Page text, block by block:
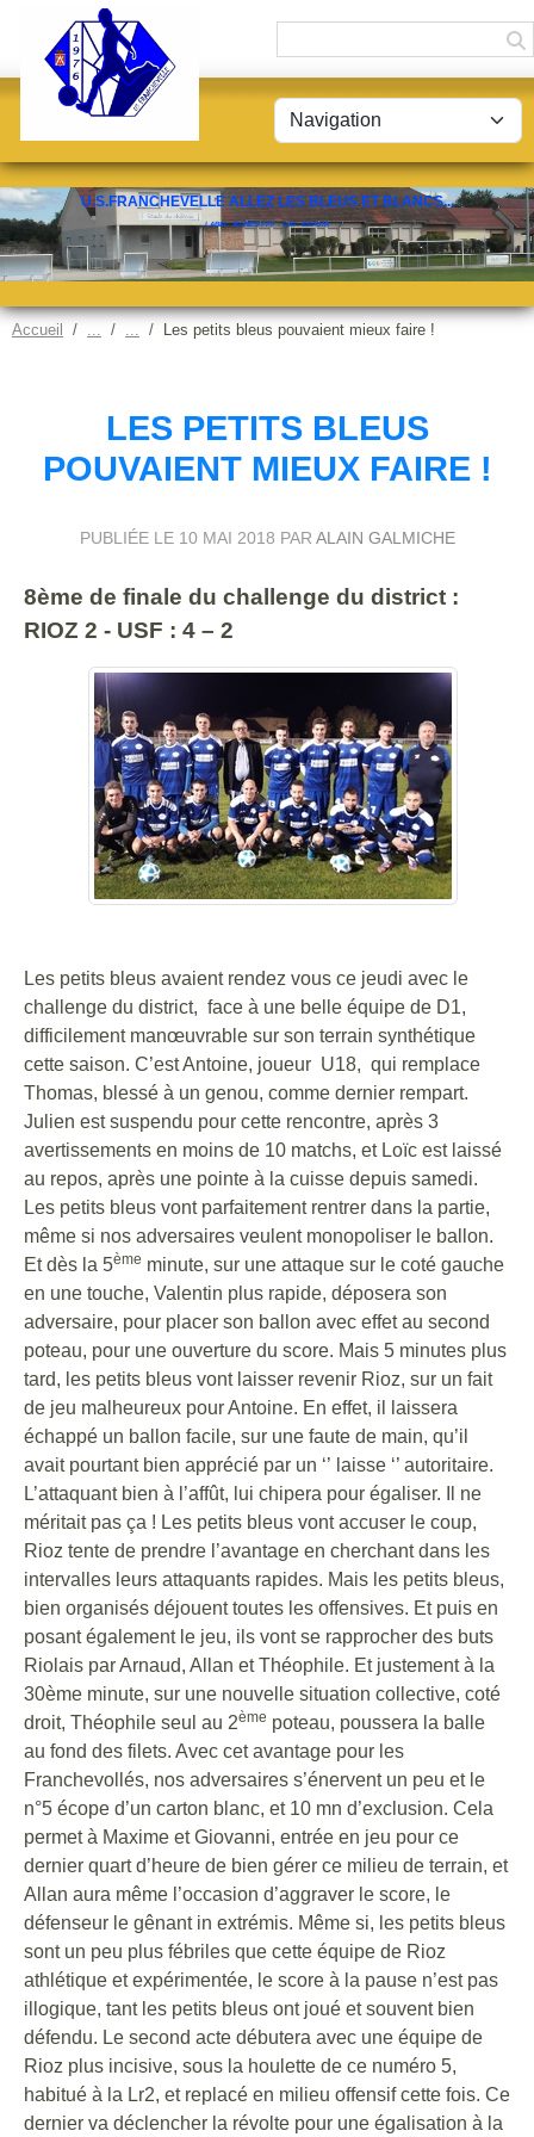
U.S.FRANCHEVELLE ALLEZ LES BLEUS ET BLANCS...
LABEL JEUNES FFF - CAT. ESPOIR
Accueil Les petits bleus pouvaient mieux faire !
LES PETITS BLEUS
POUVAIENT MIEUX FAIRE !
PUBLIÉE LE 10 MAI 2018 PAR ALAIN GALMICHE
8ème de finale du challenge du district :
RIOZ 2 - USF : 4 – 2
Les petits bleus avaient rendez vous ce jeudi avec le
challenge du district, face à une belle équipe de D1,
difficilement manœuvrable sur son terrain synthétique
cette saison. C’est Antoine, joueur U18, qui remplace
Thomas, blessé à un genou, comme dernier rempart.
Julien est suspendu pour cette rencontre, après 3
avertissements en moins de 10 matchs, et Loïc est laissé
au repos, après une pointe à la cuisse depuis samedi.
Les petits bleus vont parfaitement rentrer dans la partie,
même si nos adversaires veulent monopoliser le ballon.
Et dès la 5ème minute, sur une attaque sur le coté gauche
en une touche, Valentin plus rapide, déposera son
adversaire, pour placer son ballon avec effet au second
poteau, pour une ouverture du score. Mais 5 minutes plus
tard, les petits bleus vont laisser revenir Rioz, sur un fait
de jeu malheureux pour Antoine. En effet, il laissera
échappé un ballon facile, sur une faute de main, qu’il
avait pourtant bien apprécié par un ‘’ laisse ‘’ autoritaire.
L’attaquant bien à l’affût, lui chipera pour égaliser. Il ne
méritait pas ça ! Les petits bleus vont accuser le coup,
Rioz tente de prendre l’avantage en cherchant dans les
intervalles leurs attaquants rapides. Mais les petits bleus,
bien organisés déjouent toutes les offensives. Et puis en
posant également le jeu, ils vont se rapprocher des buts
Riolais par Arnaud, Allan et Théophile. Et justement à la
30ème minute, sur une nouvelle situation collective, coté
droit, Théophile seul au 2ème poteau, poussera la balle
au fond des filets. Avec cet avantage pour les
Franchevollés, nos adversaires s’énervent un peu et le
n°5 écope d’un carton blanc, et 10 mn d’exclusion. Cela
permet à Maxime et Giovanni, entrée en jeu pour ce
dernier quart d’heure de bien gérer ce milieu de terrain, et
Allan aura même l’occasion d’aggraver le score, le
défenseur le gênant in extrémis. Même si, les petits bleus
sont un peu plus fébriles que cette équipe de Rioz
athlétique et expérimentée, le score à la pause n’est pas
illogique, tant les petits bleus ont joué et souvent bien
défendu. Le second acte débutera avec une équipe de
Rioz plus incisive, sous la houlette de ce numéro 5,
habitué à la Lr2, et replacé en milieu offensif cette fois. Ce
dernier va déclencher la révolte pour une égalisation à la
Panneau de gestion des cookies